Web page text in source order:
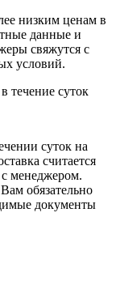
низким ценам в
данные и
свяжутся с
условий.
течение суток
суток на
считается
менеджером.
обязательно
документы